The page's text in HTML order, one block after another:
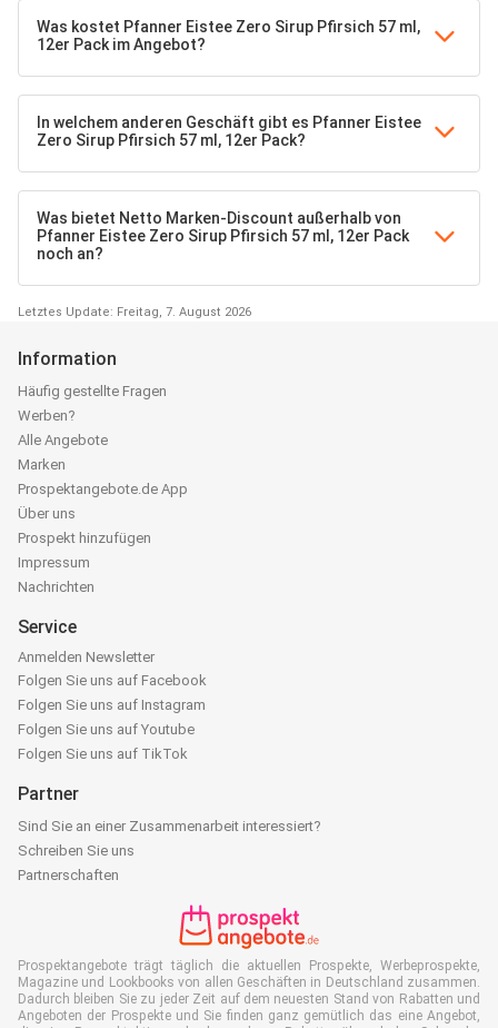
Was kostet Pfanner Eistee Zero Sirup Pfirsich 57 ml,
12er Pack im Angebot?
In welchem anderen Geschäft gibt es Pfanner Eistee
Zero Sirup Pfirsich 57 ml, 12er Pack?
Was bietet Netto Marken-Discount außerhalb von
Pfanner Eistee Zero Sirup Pfirsich 57 ml, 12er Pack
noch an?
Letztes Update: Freitag, 7. August 2026
Information
Häufig gestellte Fragen
Werben?
Alle Angebote
Marken
Prospektangebote.de App
Über uns
Prospekt hinzufügen
Impressum
Nachrichten
Service
Anmelden Newsletter
Folgen Sie uns auf Facebook
Folgen Sie uns auf Instagram
Folgen Sie uns auf Youtube
Folgen Sie uns auf TikTok
Partner
Sind Sie an einer Zusammenarbeit interessiert?
Schreiben Sie uns
Partnerschaften
Prospektangebote trägt täglich die aktuellen Prospekte, Werbeprospekte,
Magazine und Lookbooks von allen Geschäften in Deutschland zusammen.
Dadurch bleiben Sie zu jeder Zeit auf dem neuesten Stand von Rabatten und
Angeboten der Prospekte und Sie finden ganz gemütlich das eine Angebot,